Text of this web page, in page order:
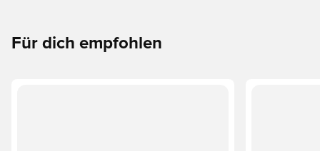
Für dich empfohlen